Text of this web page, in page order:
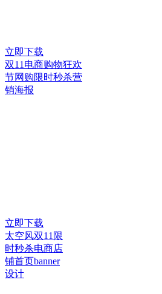
立即下载
双11电商购物狂欢
节网购限时秒杀营
销海报
立即下载
太空风双11限
时秒杀电商店
铺首页banner
设计